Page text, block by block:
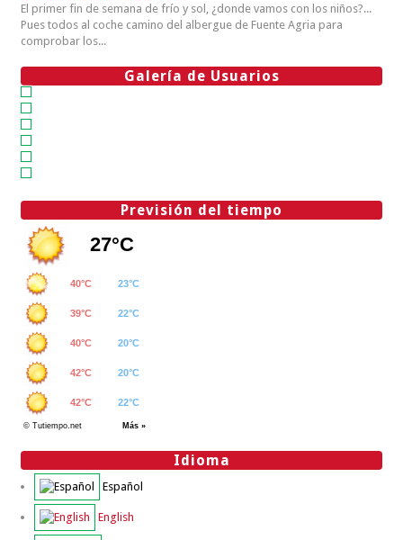
El primer fin de semana de frío y sol, ¿donde vamos con los niños?...
Pues todos al coche camino del albergue de Fuente Agria para
comprobar los...
Galería de Usuarios
Previsión del tiempo
Idioma
Español
English